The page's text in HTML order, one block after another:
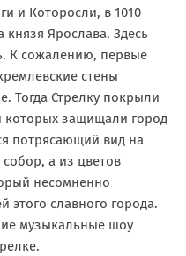
и Которосли, в 1010
Ярослава. Здесь
К сожалению, первые
стены
Тогда Стрелку покрыли
защищали город
потрясающий вид на
а из цветов
несомненно
этого славного города.
музыкальные шоу